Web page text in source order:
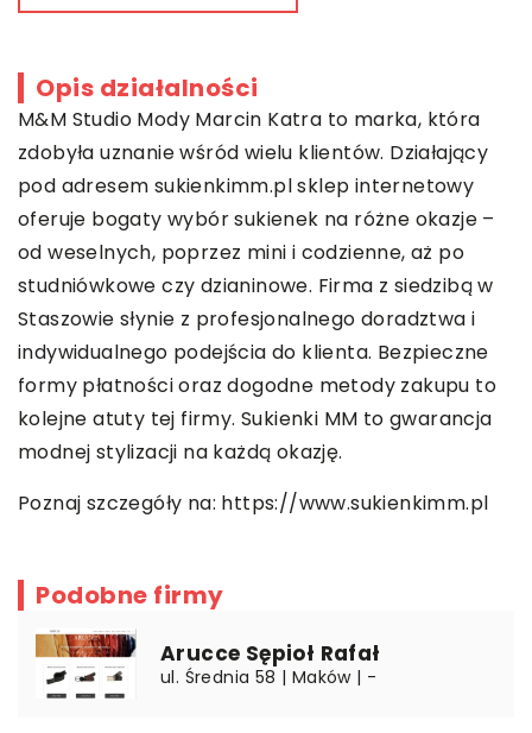
Opis działalności
M&M Studio Mody Marcin Katra to marka, która
zdobyła uznanie wśród wielu klientów. Działający
pod adresem sukienkimm.pl sklep internetowy
oferuje bogaty wybór sukienek na różne okazje –
od weselnych, poprzez mini i codzienne, aż po
studniówkowe czy dzianinowe. Firma z siedzibą w
Staszowie słynie z profesjonalnego doradztwa i
indywidualnego podejścia do klienta. Bezpieczne
formy płatności oraz dogodne metody zakupu to
kolejne atuty tej firmy. Sukienki MM to gwarancja
modnej stylizacji na każdą okazję.
Poznaj szczegóły na: https://www.sukienkimm.pl
Podobne firmy
Arucce Sępioł Rafał
ul. Średnia 58 | Maków | -